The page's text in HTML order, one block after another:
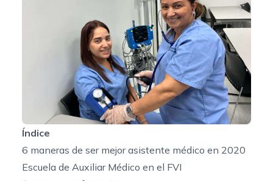
Índice
6 maneras de ser mejor asistente médico en 2020
Escuela de Auxiliar Médico en el FVI